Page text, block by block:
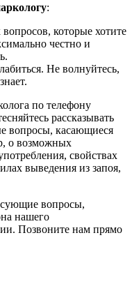
:
которые хотите
честно и
Не волнуйтесь,
по телефону
рассказывать
вопросы, касающиеся
о возможных
свойствах
выведения из запоя,
вопросы,
нашего
Позвоните нам прямо